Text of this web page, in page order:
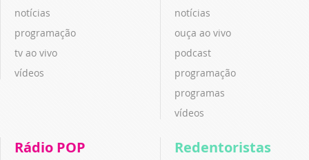
notícias
programação
tv ao vivo
vídeos
notícias
ouça ao vivo
podcast
programação
programas
vídeos
Rádio POP Redentoristas